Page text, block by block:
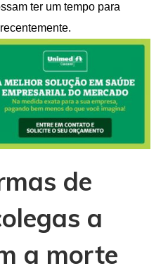
ter um tempo para
de
a
a morte